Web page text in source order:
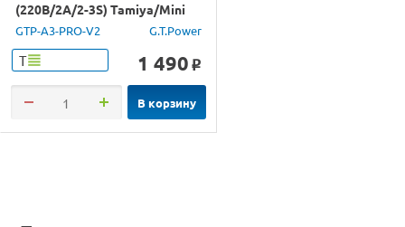
(220В/2A/2-3S) Tamiya/Mini
Tamiya
GTP-A3-PRO-V2 G.T.Power
Т 1 490 o
В корзину